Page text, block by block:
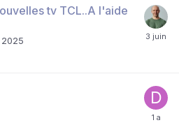
tv TCL..A l'aide